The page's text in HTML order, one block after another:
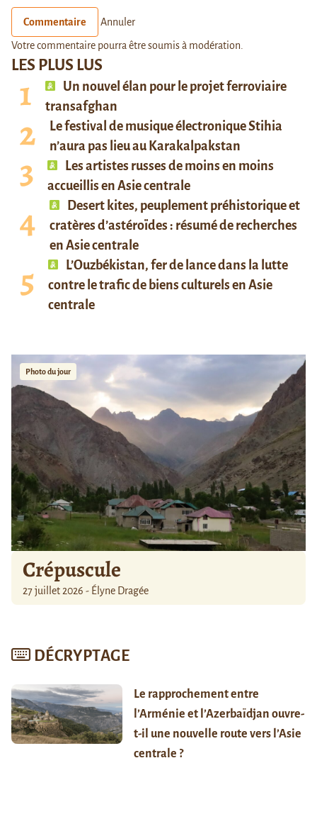
LES PLUS LUS
Un nouvel élan pour le projet ferroviaire
transafghan
Le festival de musique électronique Stihia
n’aura pas lieu au Karakalpakstan
Les artistes russes de moins en moins
accueillis en Asie centrale
Desert kites, peuplement préhistorique et
cratères d’astéroïdes : résumé de recherches
en Asie centrale
L’Ouzbékistan, fer de lance dans la lutte
contre le trafic de biens culturels en Asie
centrale
Photo du jour
Crépuscule
27 juillet 2026 - Élyne Dragée
DÉCRYPTAGE
Le rapprochement entre
l’Arménie et l’Azerbaïdjan ouvre-
t-il une nouvelle route vers l’Asie
centrale ?
Commentaire Annuler
Votre commentaire pourra être soumis à modération.